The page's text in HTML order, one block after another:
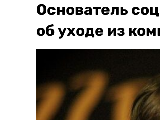
Основатель
об уходе из